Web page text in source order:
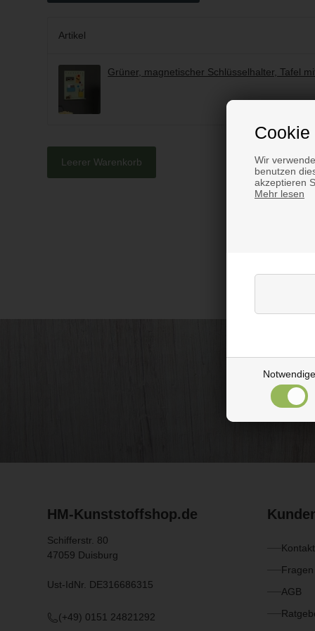
Cookie
Wir
benutzen
akzeptieren
Mehr lesen
Notwendige
Artikel
Grüner, magnetischer Schlüsselhalter, Tafel
Leerer Warenkorb
HM-Kunststoffshop.de
Schifferstr. 80
47059 Duisburg
Ust-IdNr. DE316686315
(+49) 0151 24821292
Kontakt
AGB